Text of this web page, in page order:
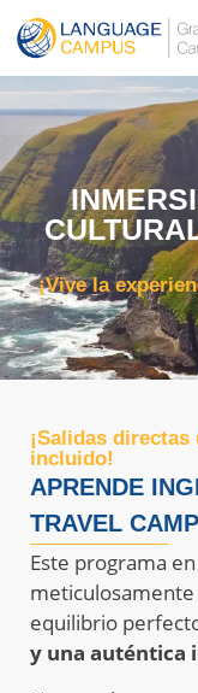
contenido
¡Vive la
¡Salidas
incluido!
APRENDE
TRAVEL
Este programa
meticulosamente
equilibrio
y una auténtica